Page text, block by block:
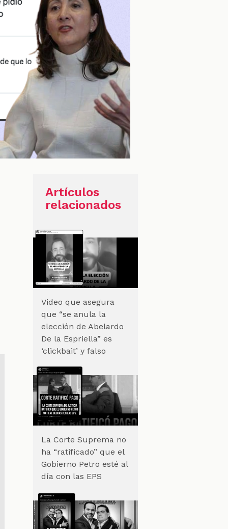
Artículos
relacionados
Video que asegura
que “se anula la
elección de Abelardo
De la Espriella” es
‘clickbait’ y falso
La Corte Suprema no
ha “ratificado” que el
Gobierno Petro esté al
día con las EPS